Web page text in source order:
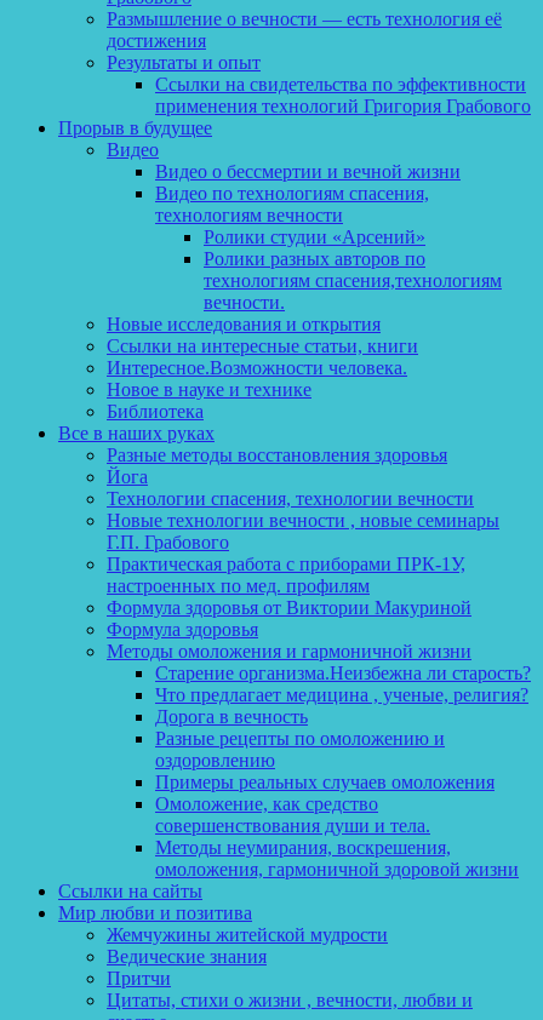
Размышление о вечности — есть технология её
достижения
Результаты и опыт
Ссылки на свидетельства по эффективности
применения технологий Григория Грабового
Прорыв в будущее
Видео
Видео о бессмертии и вечной жизни
Видео по технологиям спасения,
технологиям вечности
Ролики студии «Арсений»
Ролики разных авторов по
технологиям спасения,технологиям
вечности.
Новые исследования и открытия
Ссылки на интересные статьи, книги
Интересное.Возможности человека.
Новое в науке и технике
Библиотека
Все в наших руках
Разные методы восстановления здоровья
Йога
Технологии спасения, технологии вечности
Новые технологии вечности , новые семинары
Г.П. Грабового
Практическая работа с приборами ПРК-1У,
настроенных по мед. профилям
Формула здоровья от Виктории Макуриной
Формула здоровья
Методы омоложения и гармоничной жизни
Старение организма.Неизбежна ли старость?
Что предлагает медицина , ученые, религия?
Дорога в вечность
Разные рецепты по омоложению и
оздоровлению
Примеры реальных случаев омоложения
Омоложение, как средство
совершенствования души и тела.
Методы неумирания, воскрешения,
омоложения, гармоничной здоровой жизни
Ссылки на сайты
Мир любви и позитива
Жемчужины житейской мудрости
Ведические знания
Притчи
Цитаты, стихи о жизни , вечности, любви и